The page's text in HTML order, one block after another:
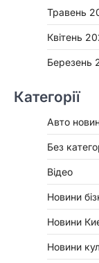
Травень
Квітень
Березень
Категорії
Авто
Без
Відео
Новини
Новини
Новини